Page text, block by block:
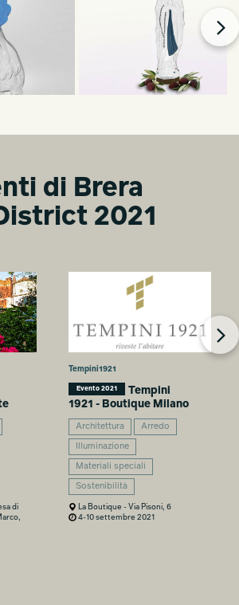
di Brera
2021
di
Tempini1921
Evento 2021
Tempini
1921 - Boutique Milano
Architettura Arredo
Illuminazione
Materiali speciali
Sostenibilità
La Boutique - Via Pisoni, 6
4-10 settembre 2021